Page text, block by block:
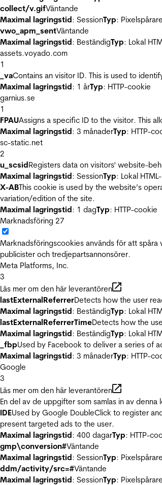
collect/v.gifVäntande
Maximal lagringstid: SessionTyp: Pixelspårare
vwo_apm_sentVäntande
Maximal lagringstid: BeständigTyp: Lokal
assets.voyado.com
1
_vaContains an visitor ID. This is used to
Maximal lagringstid: 1 årTyp: HTTP-cookie
garnius.se
1
FPAUAssigns a specific ID to the visitor. This
Maximal lagringstid: 3 månaderTyp: HTTP-
sc-static.net
2
u_scsidRegisters data on visitors' website-
Maximal lagringstid: SessionTyp: Lokal
X-ABThis cookie is used by the website’s
variation/edition of the site.
Maximal lagringstid: 1 dagTyp: HTTP-cookie
Marknadsföring 27
Marknadsföringscookies används för att
publicister och tredjepartsannonsörer.
Meta Platforms, Inc.
3
Läs mer om den här leverantören
lastExternalReferrerDetects how the user
Maximal lagringstid: BeständigTyp: Lokal
lastExternalReferrerTimeDetects how the
Maximal lagringstid: BeständigTyp: Lokal
_fbpUsed by Facebook to deliver a series of
Maximal lagringstid: 3 månaderTyp: HTTP-
Google
3
Läs mer om den här leverantören
En del av de uppgifter som samlas in av
IDEUsed by Google DoubleClick to register
present targeted ads to the user.
Maximal lagringstid: 400 dagarTyp: HTTP-
gmp\conversion#Väntande
Maximal lagringstid: SessionTyp: Pixelspårare
ddm/activity/src=#Väntande
Maximal lagringstid: SessionTyp: Pixelspårare